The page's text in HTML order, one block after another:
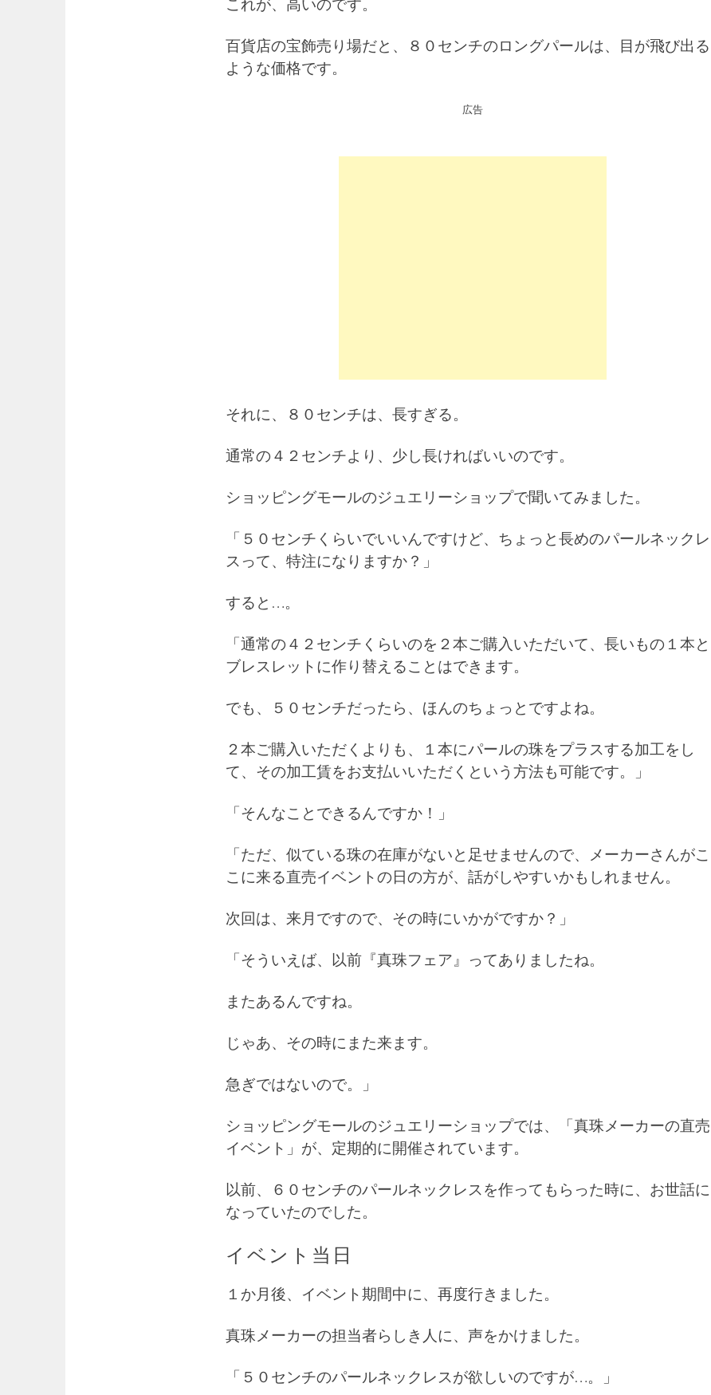
これが、高いのです。
百貨店の宝飾売り場だと、８０センチのロングパールは、目が飛び出る
ような価格です。
広告
それに、８０センチは、長すぎる。
通常の４２センチより、少し長ければいいのです。
ショッピングモールのジュエリーショップで聞いてみました。
「５０センチくらいでいいんですけど、ちょっと長めのパールネックレ
スって、特注になりますか？」
すると…。
「通常の４２センチくらいのを２本ご購入いただいて、長いもの１本と
ブレスレットに作り替えることはできます。
でも、５０センチだったら、ほんのちょっとですよね。
２本ご購入いただくよりも、１本にパールの珠をプラスする加工をし
て、その加工賃をお支払いいただくという方法も可能です。」
「そんなことできるんですか！」
「ただ、似ている珠の在庫がないと足せませんので、メーカーさんがこ
こに来る直売イベントの日の方が、話がしやすいかもしれません。
次回は、来月ですので、その時にいかがですか？」
「そういえば、以前『真珠フェア』ってありましたね。
またあるんですね。
じゃあ、その時にまた来ます。
急ぎではないので。」
ショッピングモールのジュエリーショップでは、「真珠メーカーの直売
イベント」が、定期的に開催されています。
以前、６０センチのパールネックレスを作ってもらった時に、お世話に
なっていたのでした。
イベント当日
１か月後、イベント期間中に、再度行きました。
真珠メーカーの担当者らしき人に、声をかけました。
「５０センチのパールネックレスが欲しいのですが…。」